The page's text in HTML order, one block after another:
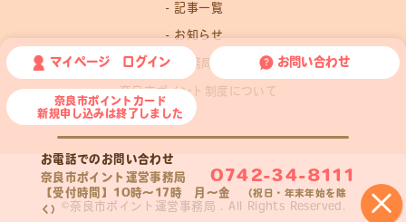
記事一覧
お知らせ
運営事務局news
奈良市ポイント制度について
©奈良市ポイント運営事務局 . All Rights Reserved. ×
マイページ ログイン お問い合わせ
奈良市ポイントカード
新規申し込みは終了しました
お電話でのお問い合わせ
奈良市ポイント運営事務局0742-34-8111
【受付時間】10時〜17時 月〜金
（祝日・年末年始を除
く）